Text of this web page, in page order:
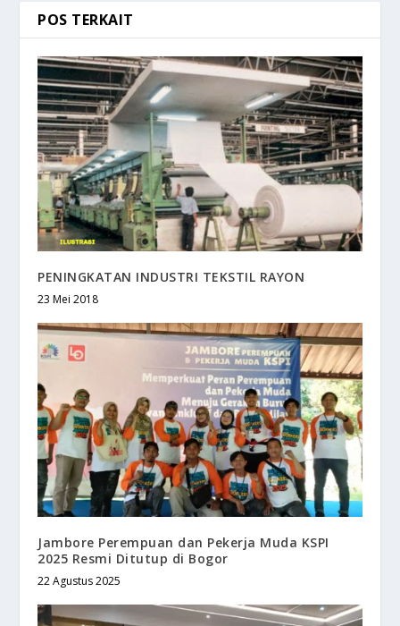
POS TERKAIT
PENINGKATAN INDUSTRI TEKSTIL RAYON
23 Mei 2018
Jambore Perempuan dan Pekerja Muda KSPI
2025 Resmi Ditutup di Bogor
22 Agustus 2025